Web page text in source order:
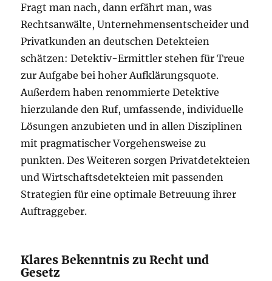
Fragt man nach, dann erfährt man, was
Rechtsanwälte, Unternehmensentscheider und
Privatkunden an deutschen Detekteien
schätzen: Detektiv-Ermittler stehen für Treue
zur Aufgabe bei hoher Aufklärungsquote.
Außerdem haben renommierte Detektive
hierzulande den Ruf, umfassende, individuelle
Lösungen anzubieten und in allen Disziplinen
mit pragmatischer Vorgehensweise zu
punkten. Des Weiteren sorgen Privatdetekteien
und Wirtschaftsdetekteien mit passenden
Strategien für eine optimale Betreuung ihrer
Auftraggeber.
Klares Bekenntnis zu Recht und
Gesetz